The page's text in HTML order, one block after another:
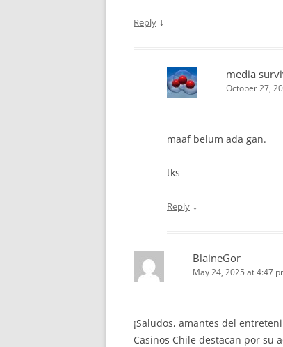
Reply ↓
media
October 27,
maaf belum ada gan.
tks
Reply ↓
BlaineGor
May 24, 2025 at 4:47
¡Saludos, amantes del
Casinos Chile destacan por su